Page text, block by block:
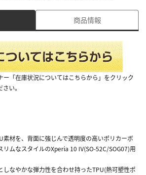
商品情報
ー「在庫状況についてはこちらから」をクリック
い。
材を、背面に強じんで透明度の高いポリカーボ
リムなスタイルのXperia 10 IV(SO-52C/SOG07)用
なやかな弾力性を合わせ持ったTPU(熱可塑性ポ